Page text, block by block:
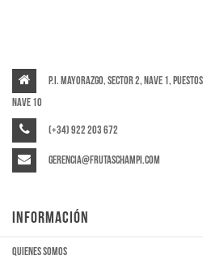
P.I. Mayorazgo, Sector 2, Nave 1,
Nave 10
(+34) 922 203 672
gerencia@frutaschampi.com
INFORMACIÓN
Quienes somos